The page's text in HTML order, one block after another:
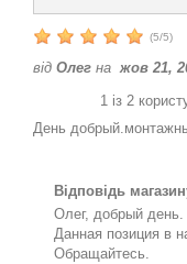
(5/5)
від Олег на жов 21,
1 із 2
День
Відповідь
Олег, добрый день.
Данная позиция в
Обращайтесь.